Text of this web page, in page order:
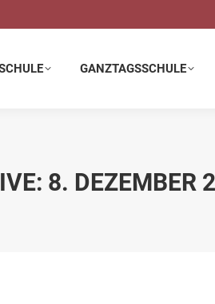
GANZTAGSSCHULE
8. DEZEMBER